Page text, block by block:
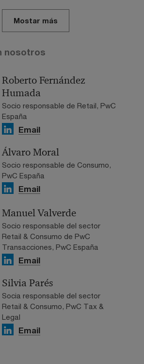
Mostar más
nosotros
Roberto Fernández
Humada
Socio responsable de Retail, PwC
España
Email
Álvaro Moral
Socio responsable de Consumo,
PwC España
Email
Manuel Valverde
Socio responsable del sector
Retail & Consumo de PwC
Transacciones, PwC España
Email
Silvia Parés
Socia responsable del sector
Retail & Consumo, PwC Tax &
Legal
Email